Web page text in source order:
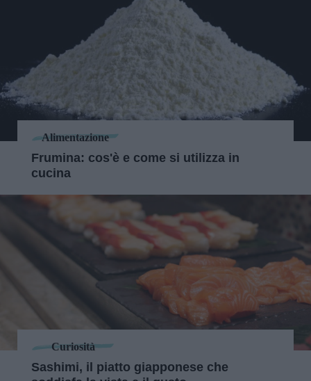
Alimentazione
Frumina: cos'è e come si utilizza in
cucina
Curiosità
Sashimi, il piatto giapponese che